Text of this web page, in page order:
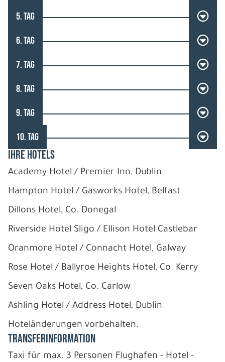
5. TAG
6. TAG
7. TAG
8. TAG
9. TAG
10. TAG
IHRE HOTELS
Academy Hotel / Premier Inn, Dublin
Hampton Hotel / Gasworks Hotel, Belfast
Dillons Hotel, Co. Donegal
Riverside Hotel Sligo / Ellison Hotel Castlebar
Oranmore Hotel / Connacht Hotel, Galway
Rose Hotel / Ballyroe Heights Hotel, Co. Kerry
Seven Oaks Hotel, Co. Carlow
Ashling Hotel / Address Hotel, Dublin
Hoteländerungen vorbehalten.
Transferinformation
Taxi für max. 3 Personen Flughafen - Hotel -